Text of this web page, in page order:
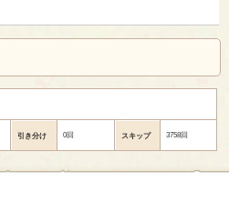
引き分け 0回 スキップ 3758回